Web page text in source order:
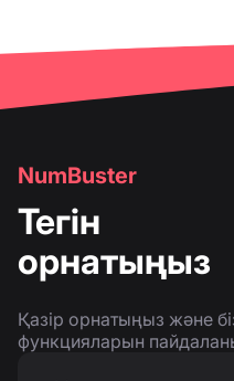
NumBuster
Тегін
орнатыңыз
Қазір орнатыңыз және
функцияларын